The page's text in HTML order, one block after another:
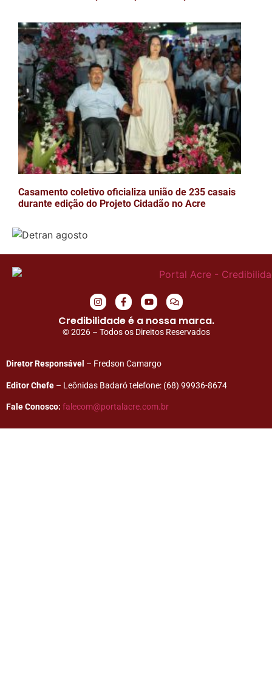
Casamento coletivo oficializa união de 235 casais
durante edição do Projeto Cidadão no Acre
Credibilidade é a nossa marca.
© 2026 – Todos os Direitos Reservados
Diretor Responsável – Fredson Camargo
Editor Chefe – Leônidas Badaró telefone: (68) 99936-8674
Fale Conosco: falecom@portalacre.com.br